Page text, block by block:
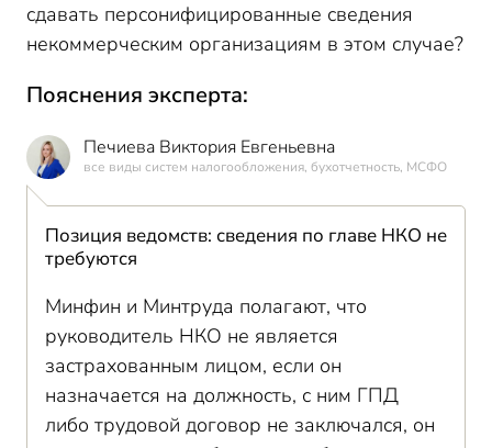
сдавать персонифицированные сведения
некоммерческим организациям в этом случае?
Пояснения эксперта:
Печиева Виктория Евгеньевна
все виды систем налогообложения, бухотчетность, МСФО
Позиция ведомств: сведения по главе НКО не
требуются
Минфин и Минтруда полагают, что
руководитель НКО не является
застрахованным лицом, если он
назначается на должность, с ним ГПД
либо трудовой договор не заключался, он